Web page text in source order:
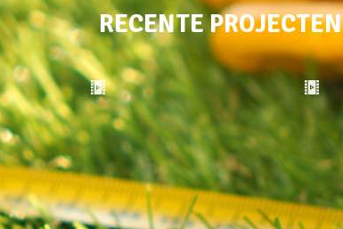
RECENTE PROJECTEN